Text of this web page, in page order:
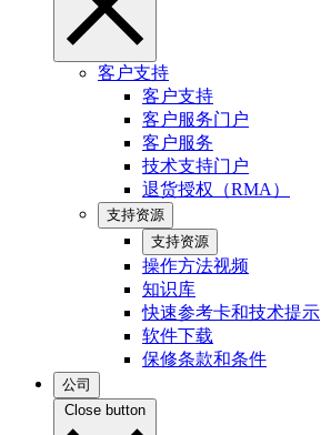
客户支持
客户支持
客户服务门户
客户服务
技术支持门户
退货授权（RMA）
支持资源
支持资源
操作方法视频
知识库
快速参考卡和技术提示
软件下载
保修条款和条件
公司
Close button